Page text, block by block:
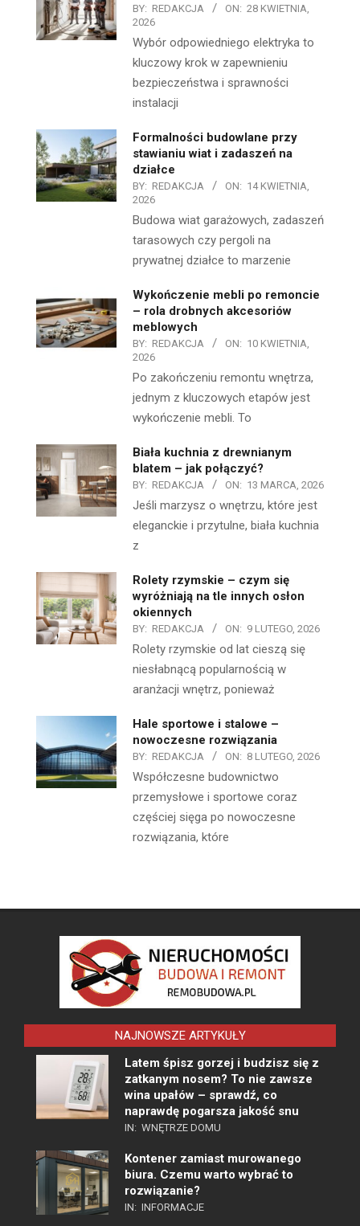
BY: REDAKCJA ON: 28 KWIETNIA,
2026
Wybór odpowiedniego elektryka to
kluczowy krok w zapewnieniu
bezpieczeństwa i sprawności
instalacji
Formalności budowlane przy
stawianiu wiat i zadaszeń na
działce
BY: REDAKCJA ON: 14 KWIETNIA,
2026
Budowa wiat garażowych, zadaszeń
tarasowych czy pergoli na
prywatnej działce to marzenie
Wykończenie mebli po remoncie
– rola drobnych akcesoriów
meblowych
BY: REDAKCJA ON: 10 KWIETNIA,
2026
Po zakończeniu remontu wnętrza,
jednym z kluczowych etapów jest
wykończenie mebli. To
Biała kuchnia z drewnianym
blatem – jak połączyć?
BY: REDAKCJA ON: 13 MARCA, 2026
Jeśli marzysz o wnętrzu, które jest
eleganckie i przytulne, biała kuchnia
z
Rolety rzymskie – czym się
wyróżniają na tle innych osłon
okiennych
BY: REDAKCJA ON: 9 LUTEGO, 2026
Rolety rzymskie od lat cieszą się
niesłabnącą popularnością w
aranżacji wnętrz, ponieważ
Hale sportowe i stalowe –
nowoczesne rozwiązania
BY: REDAKCJA ON: 8 LUTEGO, 2026
Współczesne budownictwo
przemysłowe i sportowe coraz
częściej sięga po nowoczesne
rozwiązania, które
NAJNOWSZE ARTYKUŁY
Latem śpisz gorzej i budzisz się z
zatkanym nosem? To nie zawsze
wina upałów – sprawdź, co
naprawdę pogarsza jakość snu
IN: WNĘTRZE DOMU
Kontener zamiast murowanego
biura. Czemu warto wybrać to
rozwiązanie?
IN: INFORMACJE